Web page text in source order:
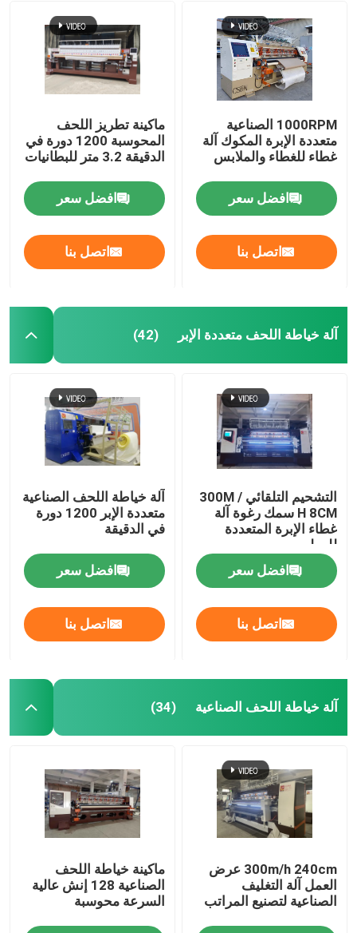
آلة قطع المنسوجات
آلة لف النسيج
أجزاء آلة خياطة اللحف
1000RPM الصناعية
متعددة الإبرة المكوك آلة
غطاء للغطاء والملابس
افضل سعر
اتصل بنا
ماكينة تطريز اللحف
المحوسبة 1200 دورة في
الدقيقة 3.2 متر للبطانيات
افضل سعر
اتصل بنا
آلة خياطة اللحف متعددة الإبر (42)
التشحيم التلقائي 300M /
H 8CM سمك رغوة آلة
غطاء الإبرة المتعددة
للرطب
افضل سعر
اتصل بنا
آلة خياطة اللحف الصناعية
متعددة الإبر 1200 دورة
في الدقيقة
افضل سعر
اتصل بنا
آلة خياطة اللحف الصناعية (34)
300m/h 240cm عرض
العمل آلة التغليف
الصناعية لتصنيع المراتب
ماكينة خياطة اللحف
الصناعية 128 إنش عالية
السرعة محوسبة